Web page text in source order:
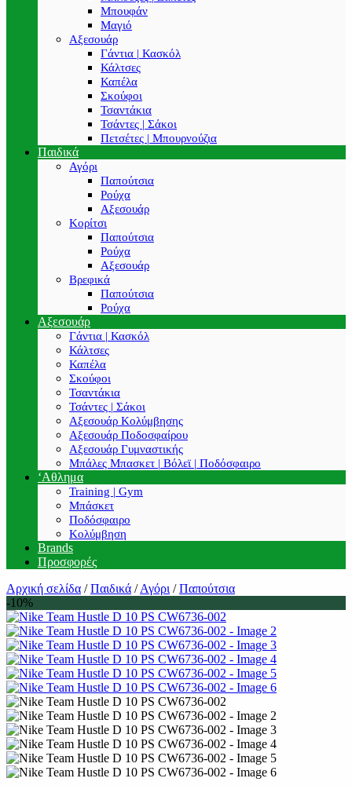
Μπουφάν
Μαγιό
Αξεσουάρ
Γάντια | Κασκόλ
Κάλτσες
Καπέλα
Σκούφοι
Τσαντάκια
Τσάντες | Σάκοι
Πετσέτες | Μπουρνούζια
Παιδικά
Αγόρι
Παπούτσια
Ρούχα
Αξεσουάρ
Κορίτσι
Παπούτσια
Ρούχα
Αξεσουάρ
Βρεφικά
Παπούτσια
Ρούχα
Αξεσουάρ
Γάντια | Κασκόλ
Κάλτσες
Καπέλα
Σκούφοι
Τσαντάκια
Τσάντες | Σάκοι
Αξεσουάρ Κολύμβησης
Αξεσουάρ Ποδοσφαίρου
Αξεσουάρ Γυμναστικής
Μπάλες Μπασκετ | Βόλεϊ | Ποδόσφαιρο
‘Αθλημα
Training | Gym
Μπάσκετ
Ποδόσφαιρο
Κολύμβηση
Brands
Προσφορές
Αρχική σελίδα / Παιδικά /Αγόρι / Παπούτσια
-10%